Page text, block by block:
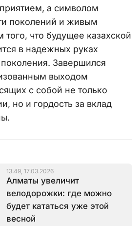
а символом
поколений и живым
того, что будущее казахской
в надежных руках
Завершился
выходом
с собой не только
но и гордость за вклад
13:49, 17.03.2026
Алматы увеличит
велодорожки: где можно
будет кататься уже этой
весной